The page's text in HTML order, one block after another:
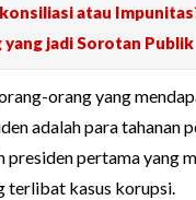
atau
yang jadi Sorotan Publik
orang yang
adalah para tahanan
presiden pertama yang
terlibat kasus korupsi.